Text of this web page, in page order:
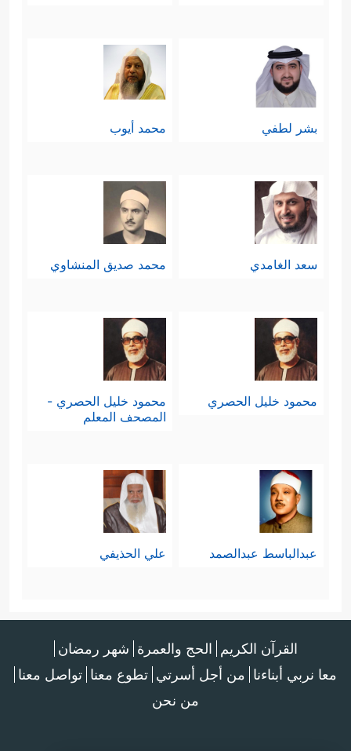
بشر لطفي محمد أيوب
سعد الغامدي محمد صديق المنشاوي
محمود خليل الحصري
محمود خليل الحصري -
المصحف المعلم
عبدالباسط عبدالصمد علي الحذيفي
القرآن الكريم الحج والعمرة شهر رمضان
معا نربي أبناءنا من أجل أسرتي تطوع معنا تواصل معنا
من نحن